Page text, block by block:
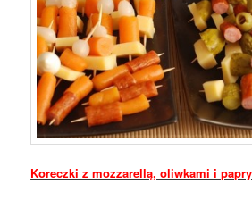
Koreczki z mozzarellą, oliwkami i